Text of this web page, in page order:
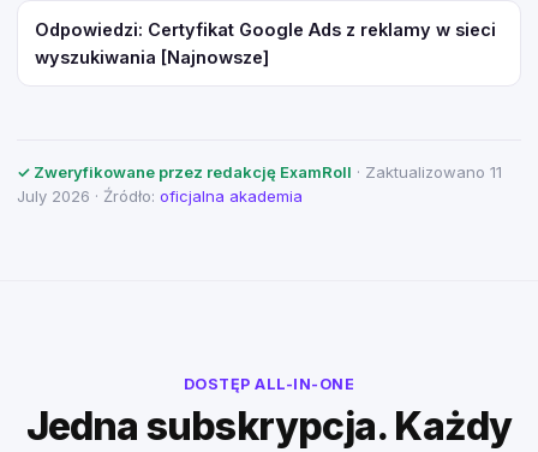
Odpowiedzi: Certyfikat Google Ads z reklamy w sieci
wyszukiwania [Najnowsze]
✓ Zweryfikowane przez redakcję ExamRoll · Zaktualizowano 11
July 2026 · Źródło: oficjalna akademia
DOSTĘP ALL-IN-ONE
Jedna subskrypcja. Każdy